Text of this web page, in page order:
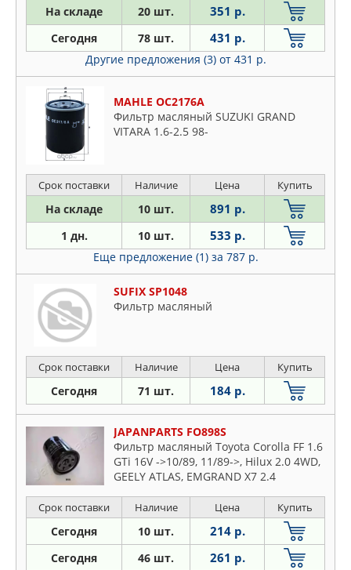
На складе 20 шт. 351 р.
Сегодня 78 шт. 431 р.
Другие предложения (3) от 431 р.
MAHLE OC2176A
Фильтр масляный SUZUKI GRAND
VITARA 1.6-2.5 98-
Срок поставки Наличие Цена Купить
На складе 10 шт. 891 р.
1 дн. 10 шт. 533 р.
Еще предложение (1) за 787 р.
SUFIX SP1048
Фильтр масляный
Срок поставки Наличие Цена Купить
Сегодня 71 шт. 184 р.
JAPANPARTS FO898S
Фильтр масляный Toyota Corolla FF 1.6
GTi 16V ->10/89, 11/89->, Hilux 2.0 4WD,
GEELY ATLAS, EMGRAND X7 2.4
Срок поставки Наличие Цена Купить
Сегодня 10 шт. 214 р.
Сегодня 46 шт. 261 р.